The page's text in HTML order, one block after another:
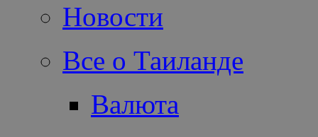
Новости
Все о Таиланде
Валюта